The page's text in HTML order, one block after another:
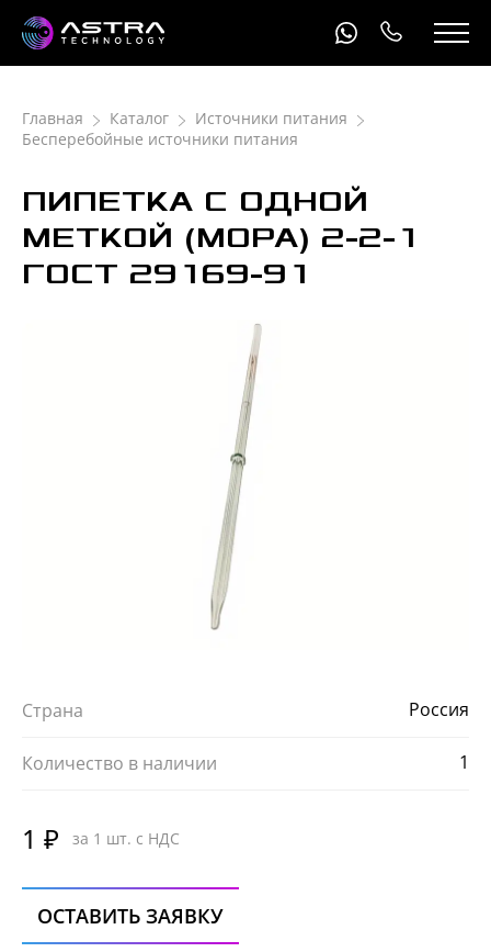
Главная Каталог
Источники питания
Бесперебойные источники питания
ПИПЕТКА С ОДНОЙ
МЕТКОЙ (МОРА) 2-2-1
ГОСТ 29169-91
Страна Россия
Количество в наличии 1
1 ₽ за 1 шт. с НДС
ОСТАВИТЬ ЗАЯВКУ